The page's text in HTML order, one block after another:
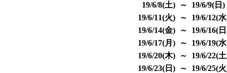
19/6/8(土) ～ 19/6/9(
19/6/11(火) ～ 19/6/12(
19/6/14(金) ～ 19/6/16(
19/6/17(月) ～ 19/6/19(
19/6/20(木) ～ 19/6/22(
19/6/23(日) ～ 19/6/25(